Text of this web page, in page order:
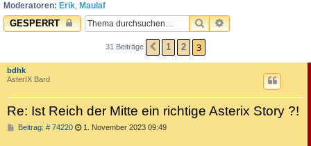
Moderatoren: Erik, Maulaf
GESPERRT SUCHEERWEITERTE
31 Beiträge VORHERIGE
1 2 3
bdhk
AsterIX Bard
Re: Ist Reich der Mitte ein richtige Asterix Story ?!
Beitrag: # 74220B 1. November 2023 09:49